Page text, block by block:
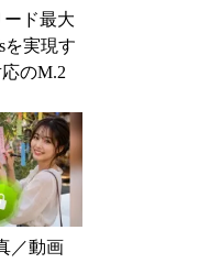
ード最大
を実現す
応のM.2
／動画